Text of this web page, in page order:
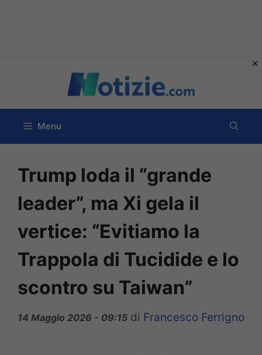
contenuto
Menu
Trump loda il “grande
leader”, ma Xi gela il
vertice: “Evitiamo la
Trappola di Tucidide e lo
scontro su Taiwan”
14 Maggio 2026 - 09:15 di Francesco Ferrigno